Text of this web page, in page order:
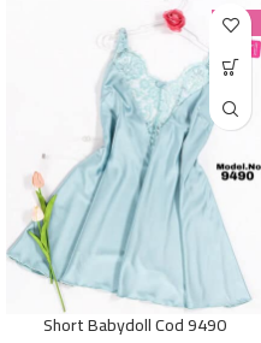
-38%
Short Babydoll Cod 9490